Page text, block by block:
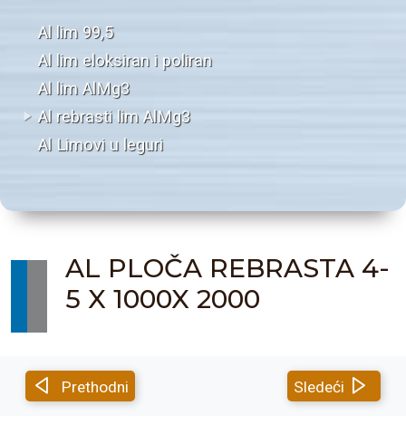
Al lim 99,5
Al lim eloksiran i poliran
Al lim AlMg3
Al rebrasti lim AlMg3
Al Limovi u leguri
AL PLOČA REBRASTA 4-
5 X 1000X 2000
Prethodni Sledeći